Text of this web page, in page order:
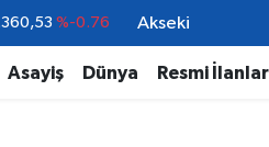
47,7069 %0.17
55,0265 %0.01
Akseki
Asayiş Dünya Resmi İlanlar